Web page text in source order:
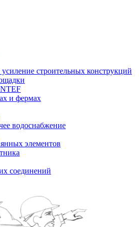
строительных конструкций
и фермах
водоснабжение
элементов
соединений